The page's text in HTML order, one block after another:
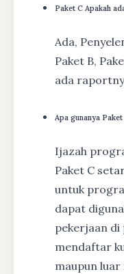
Paket C Apakah
Ada,
Paket B,
ada
Apa gunanya Paket
Ijazah
Paket C
untuk
dapat
pekerjaan di
mendaftar
maupun luar